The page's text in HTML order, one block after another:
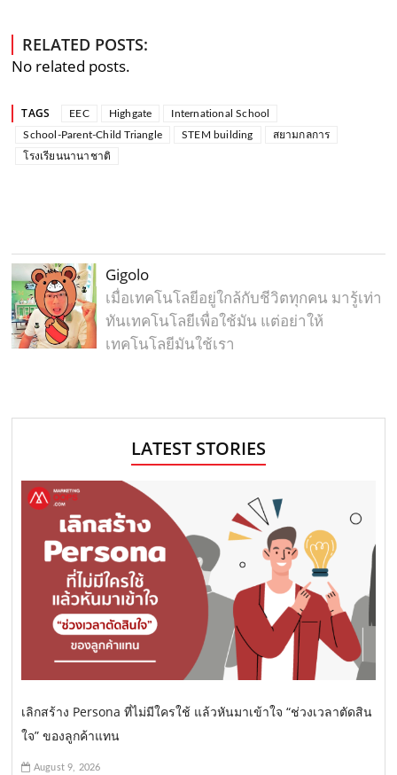
RELATED POSTS:
No related posts.
TAGS EEC Highgate
International School
School-Parent-Child Triangle
STEM building
สยามกลการ
โรงเรียนนานาชาติ
Gigolo
เมื่อเทคโนโลยีอยู่ใกล้กับชีวิตทุกคน มารู้เท่า
ทันเทคโนโลยีเพื่อใช้มัน แต่อย่าให้
เทคโนโลยีมันใช้เรา
LATEST STORIES
เลิกสร้าง Persona ที่ไม่มีใครใช้ แล้วหันมาเข้าใจ “ช่วงเวลาตัดสิน
ใจ” ของลูกค้าแทน
August 9, 2026